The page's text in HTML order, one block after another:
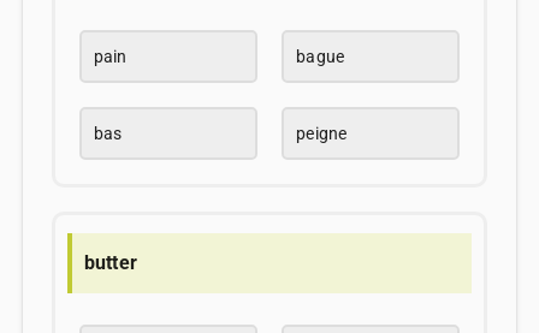
pain bague
bas peigne
butter